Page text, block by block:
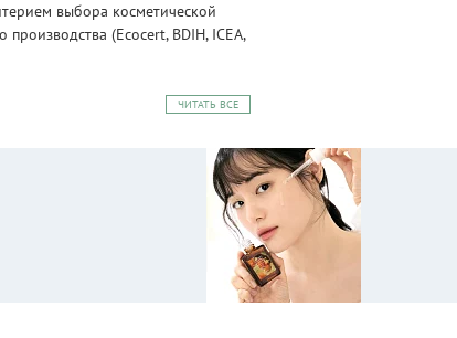
выбора косметической
(Ecocert, BDIH, ICEA,
ЧИТАТЬ ВСЕ